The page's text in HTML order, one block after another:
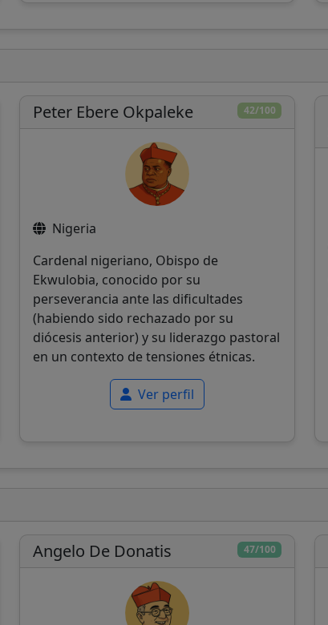
42/100
Peter Ebere Okpaleke
Nigeria
Cardenal nigeriano, Obispo de
Ekwulobia, conocido por su
perseverancia ante las dificultades
(habiendo sido rechazado por su
diócesis anterior) y su liderazgo pastoral
en un contexto de tensiones étnicas.
Ver perfil
47/100
Angelo De Donatis